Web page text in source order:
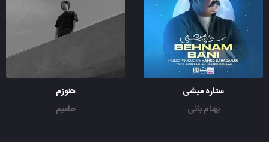
ستاره میشی
بهنام بانی
هنوزم
حامیم